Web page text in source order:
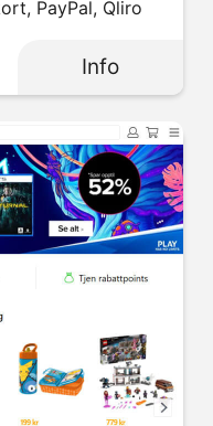
PayPal, Qliro
Info